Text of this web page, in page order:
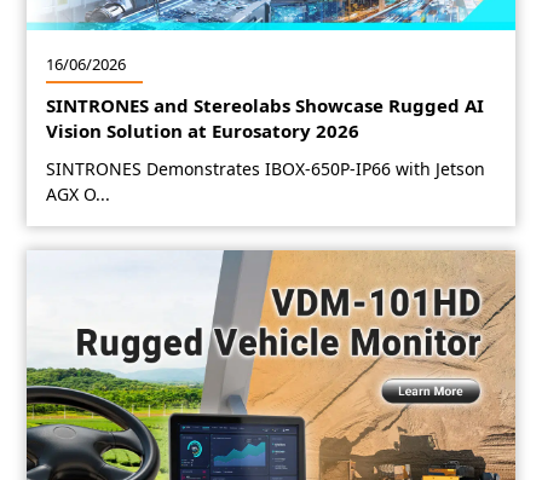
16/06/2026
SINTRONES and Stereolabs Showcase Rugged AI
Vision Solution at Eurosatory 2026
SINTRONES Demonstrates IBOX-650P-IP66 with Jetson
AGX O...